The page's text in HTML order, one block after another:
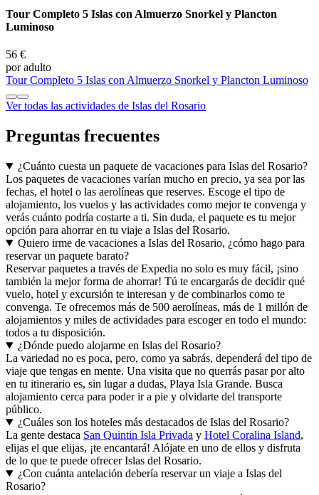
Tour Completo 5 Islas con Almuerzo Snorkel y Plancton
Luminoso
56 €
por adulto
Tour Completo 5 Islas con Almuerzo Snorkel y Plancton Luminoso
Ver todas las actividades de Islas del Rosario
Preguntas frecuentes
¿Cuánto cuesta un paquete de vacaciones para Islas del Rosario?
Los paquetes de vacaciones varían mucho en precio, ya sea por las
fechas, el hotel o las aerolíneas que reserves. Escoge el tipo de
alojamiento, los vuelos y las actividades como mejor te convenga y
verás cuánto podría costarte a ti. Sin duda, el paquete es tu mejor
opción para ahorrar en tu viaje a Islas del Rosario.
Quiero irme de vacaciones a Islas del Rosario, ¿cómo hago para
reservar un paquete barato?
Reservar paquetes a través de Expedia no solo es muy fácil, ¡sino
también la mejor forma de ahorrar! Tú te encargarás de decidir qué
vuelo, hotel y excursión te interesan y de combinarlos como te
convenga. Te ofrecemos más de 500 aerolíneas, más de 1 millón de
alojamientos y miles de actividades para escoger en todo el mundo:
todos a tu disposición.
¿Dónde puedo alojarme en Islas del Rosario?
La variedad no es poca, pero, como ya sabrás, dependerá del tipo de
viaje que tengas en mente. Una visita que no querrás pasar por alto
en tu itinerario es, sin lugar a dudas, Playa Isla Grande. Busca
alojamiento cerca para poder ir a pie y olvidarte del transporte
público.
¿Cuáles son los hoteles más destacados de Islas del Rosario?
La gente destaca San Quintin Isla Privada y Hotel Coralina Island,
elijas el que elijas, ¡te encantará! Alójate en uno de ellos y disfruta
de lo que te puede ofrecer Islas del Rosario.
¿Con cuánta antelación debería reservar un viaje a Islas del
Rosario?